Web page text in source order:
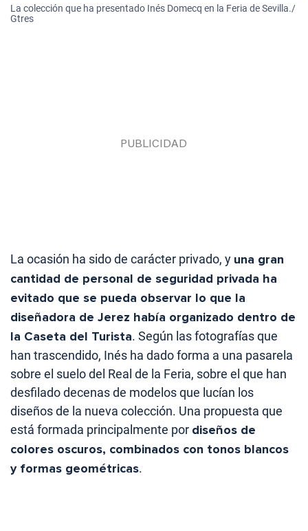
La colección que ha presentado Inés Domecq en la Feria de Sevilla./
Gtres
La ocasión ha sido de carácter privado, y una gran
cantidad de personal de seguridad privada ha
evitado que se pueda observar lo que la
diseñadora de Jerez había organizado dentro de
la Caseta del Turista. Según las fotografías que
han trascendido, Inés ha dado forma a una pasarela
sobre el suelo del Real de la Feria, sobre el que han
desfilado decenas de modelos que lucían los
diseños de la nueva colección. Una propuesta que
está formada principalmente por diseños de
colores oscuros, combinados con tonos blancos
y formas geométricas.